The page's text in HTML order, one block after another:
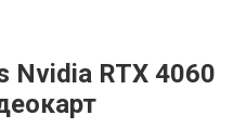
Nvidia RTX 4060